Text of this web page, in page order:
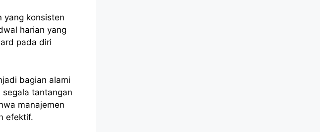
yang konsisten
harian yang
pada diri
bagian alami
tantangan
manajemen
efektif.